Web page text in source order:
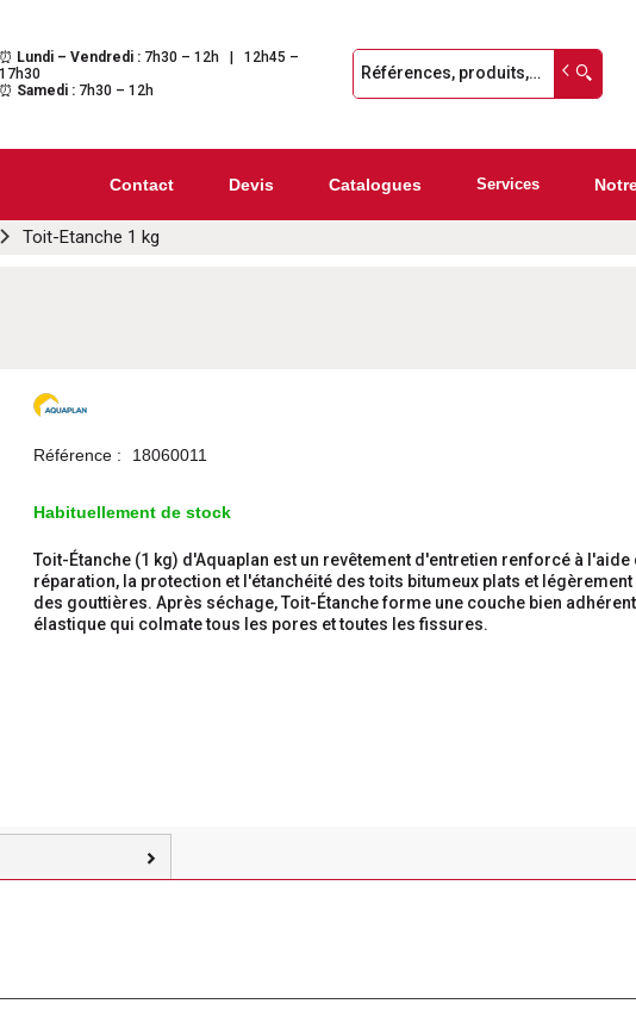
Collot
de l'ouvrage
⏰ Lundi – Vendredi : 7h30 – 12h | 12h45 –
17h30
⏰ Samedi : 7h30 – 12h
Contact Devis Catalogues Services
Toit-Etanche 1 kg
Référence : 18060011
Habituellement de stock
Toit-Étanche (1 kg) d'Aquaplan est un revêtement d'entretien renforcé à l'aide
réparation, la protection et l'étanchéité des toits bitumeux plats et
des gouttières. Après séchage, Toit-Étanche forme une couche bien
élastique qui colmate tous les pores et toutes les fissures.